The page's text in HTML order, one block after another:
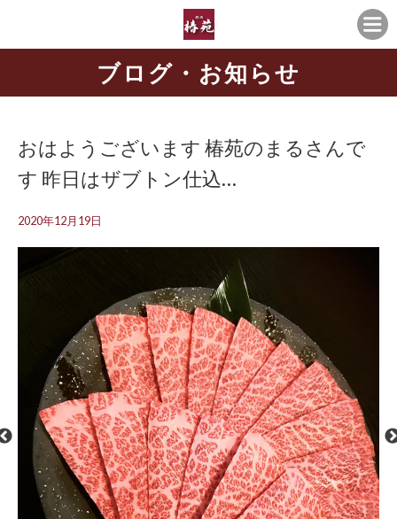
ブログ・お知らせ
おはようございます️ 椿苑のまるさんで
す 昨日はザブトン仕込…
2020年12月19日